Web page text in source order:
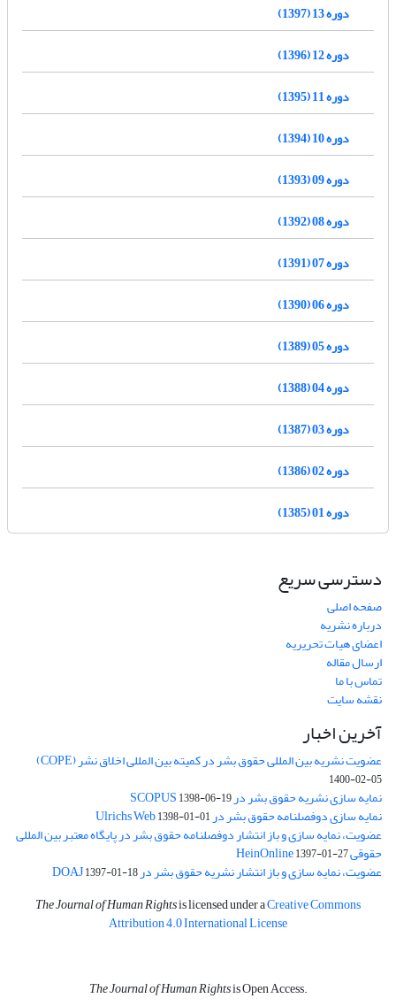
دوره 13 (1397)
دوره 12 (1396)
دوره 11 (1395)
دوره 10 (1394)
دوره 09 (1393)
دوره 08 (1392)
دوره 07 (1391)
دوره 06 (1390)
دوره 05 (1389)
دوره 04 (1388)
دوره 03 (1387)
دوره 02 (1386)
دوره 01 (1385)
دسترسی سریع
صفحه اصلی
درباره نشریه
اعضای هیات تحریریه
ارسال مقاله
تماس با ما
نقشه سایت
آخرین اخبار
عضویت نشریه بین المللی حقوق بشر در کمیته بین المللی اخلاق نشر (COPE)
1400-02-05
نمایه سازی نشریه حقوق بشر در SCOPUS1398-06-19
نمایه سازی دوفصلنامه حقوق بشر در Ulrichs Web1398-01-01
عضویت، نمایه سازی و باز انتشار دوفصلنامه حقوق بشر در پایگاه معتبر بین المللی
حقوقی HeinOnline1397-01-27
عضویت، نمایه سازی و باز انتشار نشریه حقوق بشر در DOAJ1397-01-18
The Journal of Human Rightsis licensed under aCreative Commons
Attribution 4.0 International License
The Journal of Human Rightsis Open Access.